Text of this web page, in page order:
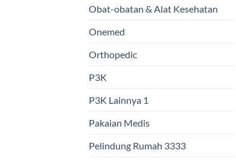
Obat-obatan & Alat Kesehatan
Onemed
Orthopedic
P3K
P3K Lainnya 1
Pakaian Medis
Pelindung Rumah 3333